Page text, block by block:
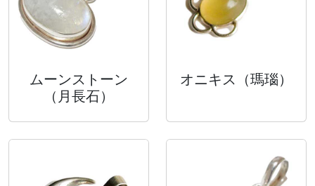
ムーンストーン
（月長石）
オニキス （瑪瑙）